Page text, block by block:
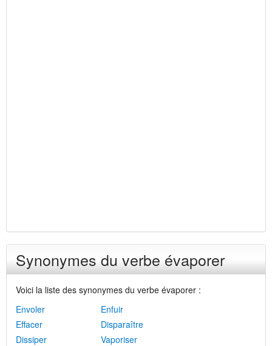
Synonymes du verbe évaporer
Voici la liste des synonymes du verbe évaporer :
Envoler
Enfuir
Effacer
Disparaître
Dissiper
Vaporiser